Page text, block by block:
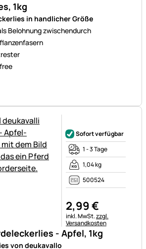
1kg
in handlicher Größe
Belohnung zwischendurch
- Apfel, 1kg
von deukavallo
Sofort verfügbar
1 - 3 Tage
1,04 kg
500524
2,99€
Steuerhinweis:
inkl. MwSt.zzgl.
Versandkosten